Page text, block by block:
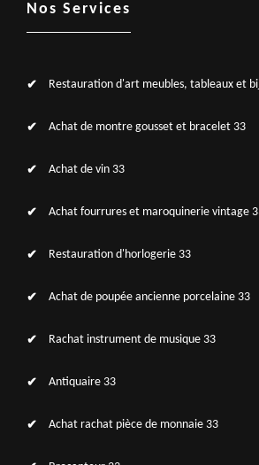
Nos Services
Restauration d'art meubles, tableaux et
Achat de montre gousset et bracelet 33
Achat de vin 33
Achat fourrures et maroquinerie vintage
Restauration d'horlogerie 33
Achat de poupée ancienne porcelaine 33
Rachat instrument de musique 33
Antiquaire 33
Achat rachat pièce de monnaie 33